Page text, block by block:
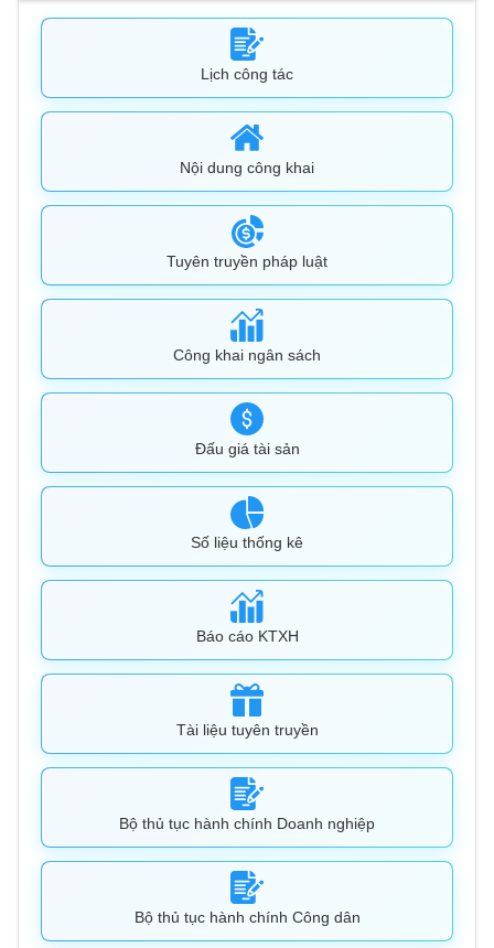
Lịch công tác
Nội dung công khai
Tuyên truyền pháp luật
Công khai ngân sách
Đấu giá tài sản
Số liệu thống kê
Báo cáo KTXH
Tài liệu tuyên truyền
Bộ thủ tục hành chính Doanh nghiệp
Bộ thủ tục hành chính Công dân